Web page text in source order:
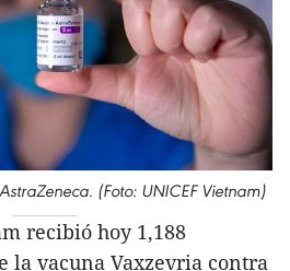
(Foto: UNICEF Vietnam)
recibió hoy 1,188
la vacuna Vaxzevria contra